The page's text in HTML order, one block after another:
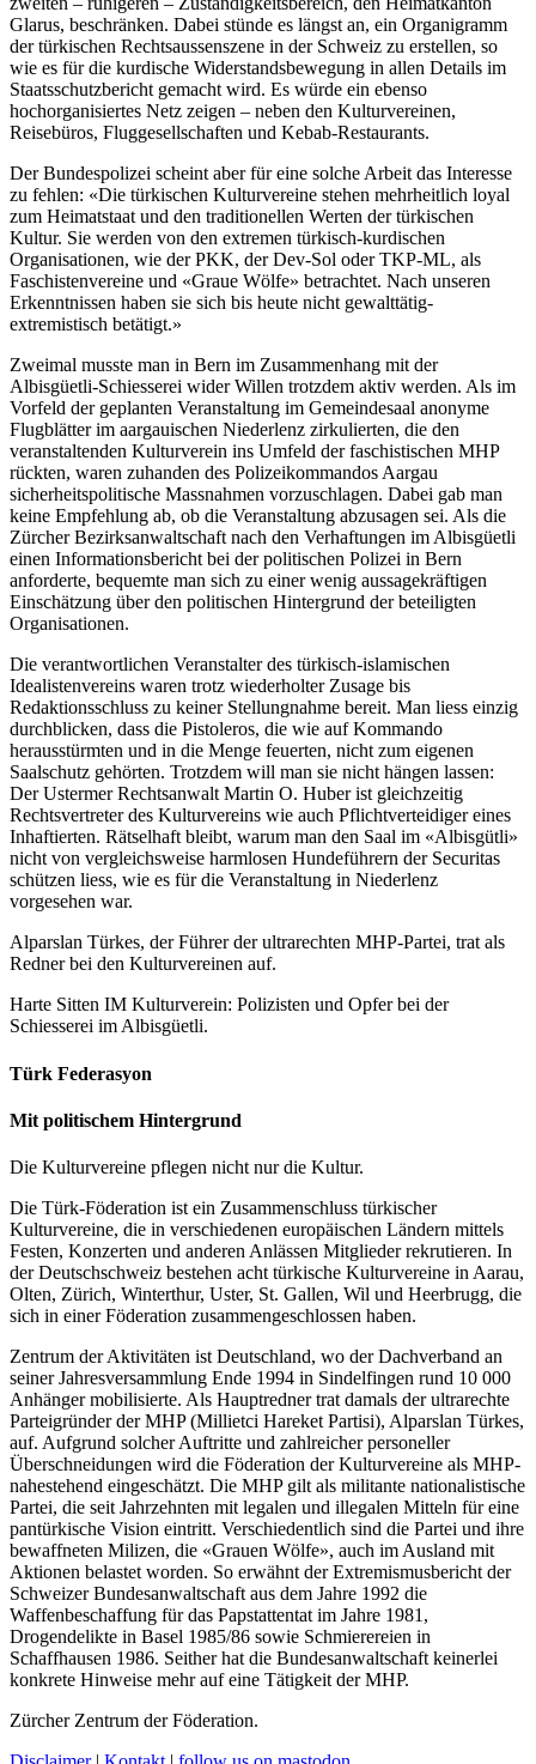
Glarus, beschränken. Dabei stünde es längst an, ein Organigramm
der türkischen Rechtsaussenszene in der Schweiz zu erstellen, so
wie es für die kurdische Widerstandsbewegung in allen Details im
Staatsschutzbericht gemacht wird. Es würde ein ebenso
hochorganisiertes Netz zeigen – neben den Kulturvereinen,
Reisebüros, Fluggesellschaften und Kebab-Restaurants.
Der Bundespolizei scheint aber für eine solche Arbeit das Interesse
zu fehlen: «Die türkischen Kulturvereine stehen mehrheitlich loyal
zum Heimatstaat und den traditionellen Werten der türkischen
Kultur. Sie werden von den extremen türkisch-kurdischen
Organisationen, wie der PKK, der Dev-Sol oder TKP-ML, als
Faschistenvereine und «Graue Wölfe» betrachtet. Nach unseren
Erkenntnissen haben sie sich bis heute nicht gewalttätig-
extremistisch betätigt.»
Zweimal musste man in Bern im Zusammenhang mit der
Albisgüetli-Schiesserei wider Willen trotzdem aktiv werden. Als im
Vorfeld der geplanten Veranstaltung im Gemeindesaal anonyme
Flugblätter im aargauischen Niederlenz zirkulierten, die den
veranstaltenden Kulturverein ins Umfeld der faschistischen MHP
rückten, waren zuhanden des Polizeikommandos Aargau
sicherheitspolitische Massnahmen vorzuschlagen. Dabei gab man
keine Empfehlung ab, ob die Veranstaltung abzusagen sei. Als die
Zürcher Bezirksanwaltschaft nach den Verhaftungen im Albisgüetli
einen Informationsbericht bei der politischen Polizei in Bern
anforderte, bequemte man sich zu einer wenig aussagekräftigen
Einschätzung über den politischen Hintergrund der beteiligten
Organisationen.
Die verantwortlichen Veranstalter des türkisch-islamischen
Idealistenvereins waren trotz wiederholter Zusage bis
Redaktionsschluss zu keiner Stellungnahme bereit. Man liess einzig
durchblicken, dass die Pistoleros, die wie auf Kommando
herausstürmten und in die Menge feuerten, nicht zum eigenen
Saalschutz gehörten. Trotzdem will man sie nicht hängen lassen:
Der Ustermer Rechtsanwalt Martin O. Huber ist gleichzeitig
Rechtsvertreter des Kulturvereins wie auch Pflichtverteidiger eines
Inhaftierten. Rätselhaft bleibt, warum man den Saal im «Albisgütli»
nicht von vergleichsweise harmlosen Hundeführern der Securitas
schützen liess, wie es für die Veranstaltung in Niederlenz
vorgesehen war.
Alparslan Türkes, der Führer der ultrarechten MHP-Partei, trat als
Redner bei den Kulturvereinen auf.
Harte Sitten IM Kulturverein: Polizisten und Opfer bei der
Schiesserei im Albisgüetli.
Türk Federasyon
Mit politischem Hintergrund
Die Kulturvereine pflegen nicht nur die Kultur.
Die Türk-Föderation ist ein Zusammenschluss türkischer
Kulturvereine, die in verschiedenen europäischen Ländern mittels
Festen, Konzerten und anderen Anlässen Mitglieder rekrutieren. In
der Deutschschweiz bestehen acht türkische Kulturvereine in Aarau,
Olten, Zürich, Winterthur, Uster, St. Gallen, Wil und Heerbrugg, die
sich in einer Föderation zusammengeschlossen haben.
Zentrum der Aktivitäten ist Deutschland, wo der Dachverband an
seiner Jahresversammlung Ende 1994 in Sindelfingen rund 10 000
Anhänger mobilisierte. Als Hauptredner trat damals der ultrarechte
Parteigründer der MHP (Millietci Hareket Partisi), Alparslan Türkes,
auf. Aufgrund solcher Auftritte und zahlreicher personeller
Überschneidungen wird die Föderation der Kulturvereine als MHP-
nahestehend eingeschätzt. Die MHP gilt als militante nationalistische
Partei, die seit Jahrzehnten mit legalen und illegalen Mitteln für eine
pantürkische Vision eintritt. Verschiedentlich sind die Partei und ihre
bewaffneten Milizen, die «Grauen Wölfe», auch im Ausland mit
Aktionen belastet worden. So erwähnt der Extremismusbericht der
Schweizer Bundesanwaltschaft aus dem Jahre 1992 die
Waffenbeschaffung für das Papstattentat im Jahre 1981,
Drogendelikte in Basel 1985/86 sowie Schmierereien in
Schaffhausen 1986. Seither hat die Bundesanwaltschaft keinerlei
konkrete Hinweise mehr auf eine Tätigkeit der MHP.
Zürcher Zentrum der Föderation.